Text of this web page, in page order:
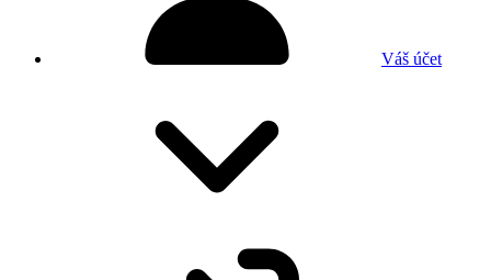
Váš účet